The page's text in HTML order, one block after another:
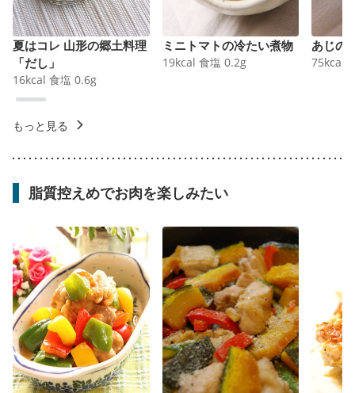
夏はコレ 山形の郷土料理
「だし」
16kcal 食塩 0.6g
ミニトマトの冷たい煮物
19kcal 食塩 0.2g
あじの
75kcal
もっと見る
脂質控えめでお肉を楽しみたい